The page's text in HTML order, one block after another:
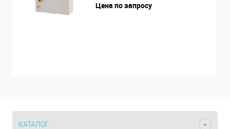
Цена по запросу
КАТАЛОГ